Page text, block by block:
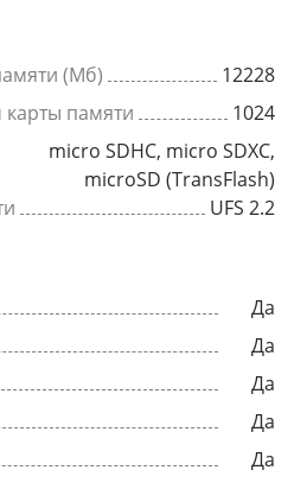
(Мб)
12228
памяти
1024
micro SDHC, micro SDXC,
microSD (TransFlash)
UFS 2.2
Да
Да
Да
Да
Да